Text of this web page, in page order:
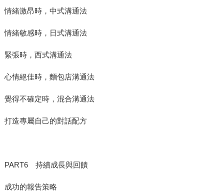
情緒激昂時，中式溝通法
情緒敏感時，日式溝通法
緊張時，西式溝通法
心情絕佳時，麵包店溝通法
覺得不確定時，混合溝通法
打造專屬自己的對話配方
PART6 持續成長與回饋
成功的報告策略